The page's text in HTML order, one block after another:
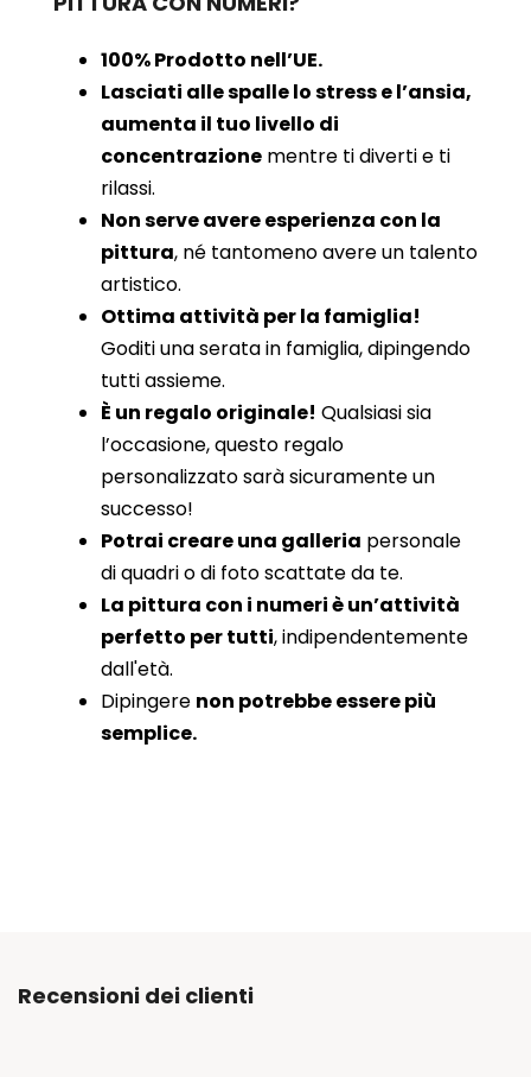
100% Prodotto nell’UE.
Lasciati alle spalle lo stress e l’ansia,
aumenta il tuo livello di
concentrazione mentre ti diverti e ti
rilassi.
Non serve avere esperienza con la
pittura, né tantomeno avere un talento
artistico.
Ottima attività per la famiglia!
Goditi una serata in famiglia, dipingendo
tutti assieme.
È un regalo originale! Qualsiasi sia
l’occasione, questo regalo
personalizzato sarà sicuramente un
successo!
Potrai creare una galleria personale
di quadri o di foto scattate da te.
La pittura con i numeri è un’attività
perfetto per tutti, indipendentemente
dall'età.
Dipingere non potrebbe essere più
semplice.
Recensioni dei clienti